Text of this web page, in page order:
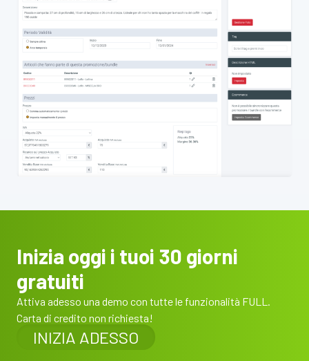
Inizia oggi i tuoi 30 giorni
gratuiti
Attiva adesso una demo con tutte le funzionalità FULL.
Carta di credito non richiesta!
INIZIA ADESSO